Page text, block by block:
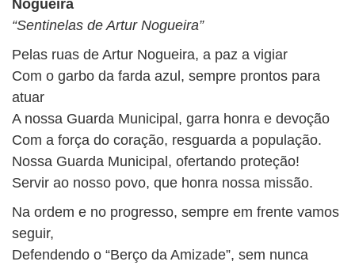
Nogueira
“Sentinelas de Artur Nogueira”
Pelas ruas de Artur Nogueira, a paz a vigiar
Com o garbo da farda azul, sempre prontos para
atuar
A nossa Guarda Municipal, garra honra e devoção
Com a força do coração, resguarda a população.
Nossa Guarda Municipal, ofertando proteção!
Servir ao nosso povo, que honra nossa missão.
Na ordem e no progresso, sempre em frente vamos
seguir,
Defendendo o “Berço da Amizade”, sem nunca